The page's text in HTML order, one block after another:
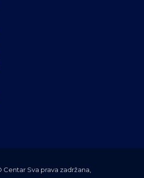
Centar Sva prava zadržana,